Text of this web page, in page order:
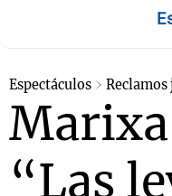
Espectáculos
“Las